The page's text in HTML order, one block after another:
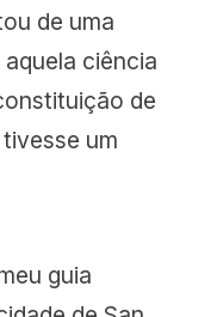
de uma
ciência
de
um
guia